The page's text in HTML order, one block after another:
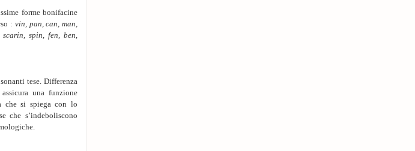
forme bonifacine
: vin, pan, can, man,
scarin, spin, fen, ben,
tese. Differenza
una funzione
che si spiega con lo
che s’indeboliscono